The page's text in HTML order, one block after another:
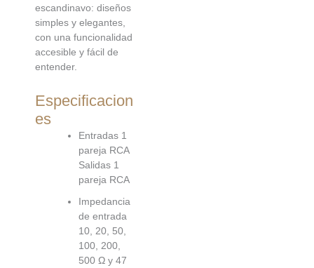
escandinavo: diseños
simples y elegantes,
con una funcionalidad
accesible y fácil de
entender.
Especificacion
es
Entradas 1
pareja RCA
Salidas 1
pareja RCA
Impedancia
de entrada
10, 20, 50,
100, 200,
500 Ω y 47